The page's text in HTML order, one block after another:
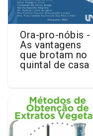
Ora-pro-nóbis -
As vantagens
que brotam no
quintal de casa